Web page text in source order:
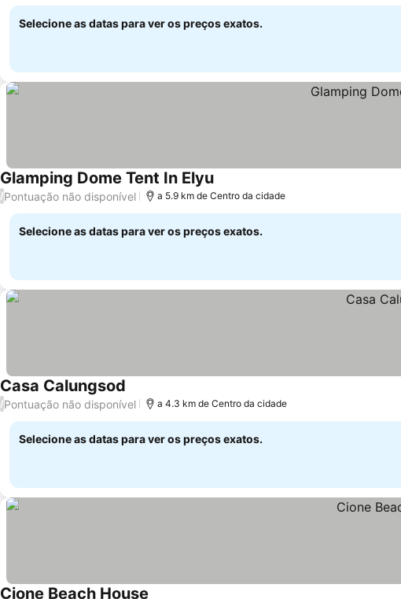
Selecione as datas para ver os preços exatos.
Glamping Dome Tent In Elyu
/Pontuação não disponível a 5.9 km de Centro da cidade
Selecione as datas para ver os preços exatos.
Casa Calungsod
/Pontuação não disponível a 4.3 km de Centro da cidade
Selecione as datas para ver os preços exatos.
Cione Beach House